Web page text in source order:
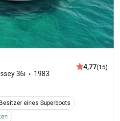
36i
1983
4,77(15)
Besitzer eines Superboots